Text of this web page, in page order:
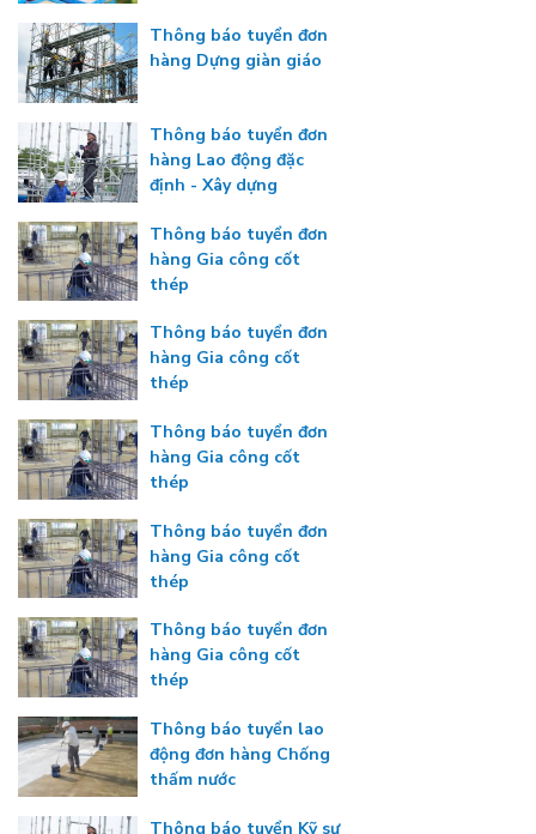
Thông báo tuyển đơn
hàng Dựng giàn giáo
Thông báo tuyển đơn
hàng Lao động đặc
định - Xây dựng
Thông báo tuyển đơn
hàng Gia công cốt
thép
Thông báo tuyển đơn
hàng Gia công cốt
thép
Thông báo tuyển đơn
hàng Gia công cốt
thép
Thông báo tuyển đơn
hàng Gia công cốt
thép
Thông báo tuyển đơn
hàng Gia công cốt
thép
Thông báo tuyển lao
động đơn hàng Chống
thấm nước
Thông báo tuyển Kỹ sư